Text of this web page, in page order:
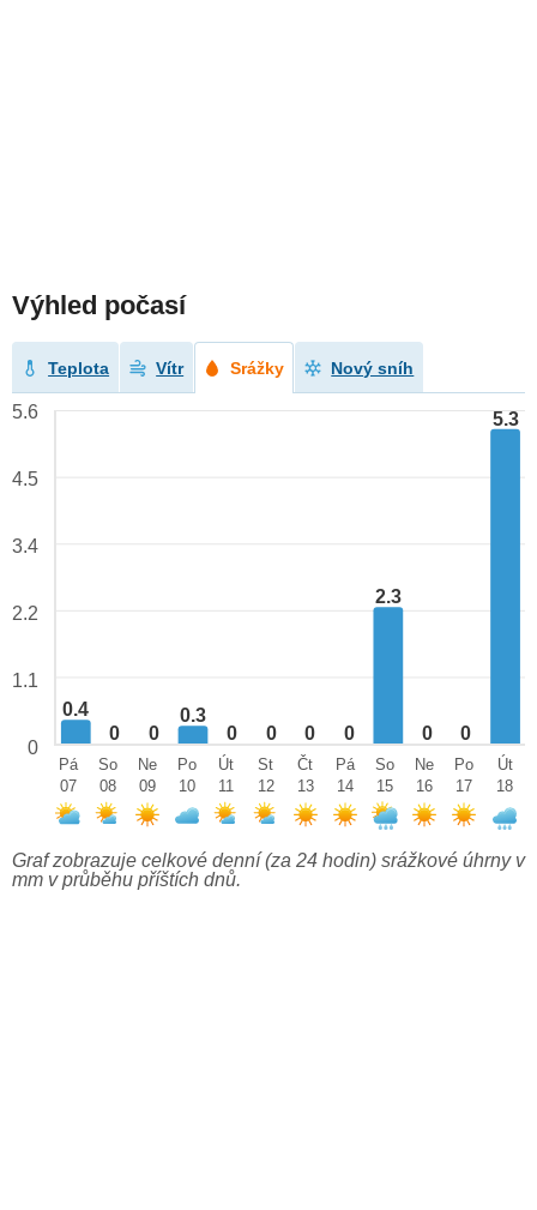
Výhled počasí
Teplota Vítr Srážky Nový sníh
0.4
0 0
0.3
0 0 0 0
2.3
0 0
5.3
5.6
4.5
3.4
2.2
1.1
0
Pá
07
So
08
Ne
09
Po
10
Út
11
St
12
Čt
13
Pá
14
So
15
Ne
16
Po
17
Út
18
Graf zobrazuje celkové denní (za 24 hodin) srážkové úhrny v
mm v průběhu příštích dnů.